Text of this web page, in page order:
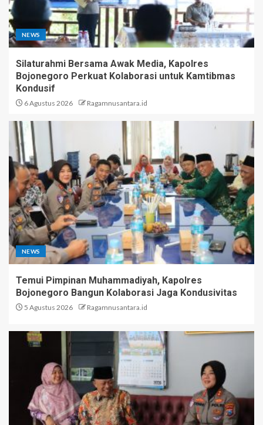
NEWS
Silaturahmi Bersama Awak Media, Kapolres
Bojonegoro Perkuat Kolaborasi untuk Kamtibmas
Kondusif
6 Agustus 2026 Ragamnusantara.id
NEWS
Temui Pimpinan Muhammadiyah, Kapolres
Bojonegoro Bangun Kolaborasi Jaga Kondusivitas
5 Agustus 2026 Ragamnusantara.id